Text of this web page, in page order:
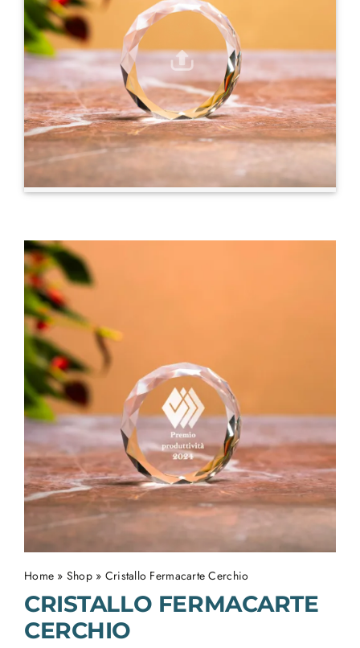
Home » Shop» Cristallo Fermacarte Cerchio
CRISTALLO FERMACARTE
CERCHIO